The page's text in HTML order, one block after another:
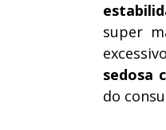
super
sedosa
do